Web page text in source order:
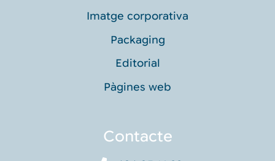
Imatge corporativa
Packaging
Editorial
Pàgines web
Contacte